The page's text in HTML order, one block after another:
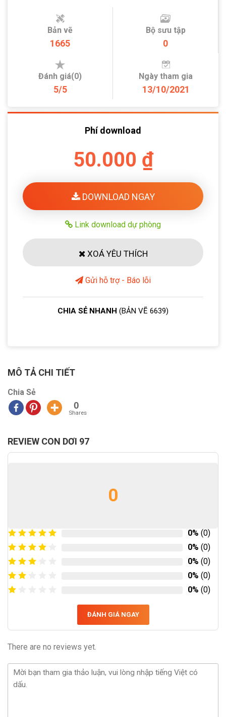
Bản vẽ
1665
Bộ sưu tập
0
Đánh giá(0)
5/5
Ngày tham gia
13/10/2021
Phí download
50.000 ₫
DOWNLOAD NGAY
Link download dự phòng
XOÁ YÊU THÍCH
Gửi hỗ trợ - Báo lỗi
CHIA SẺ NHANH (BẢN VẼ 6639)
MÔ TẢ CHI TIẾT
Chia Sẻ
0
Shares
REVIEW CON DƠI 97
0
0% (0)
0% (0)
0% (0)
0% (0)
0% (0)
ĐÁNH GIÁ NGAY
There are no reviews yet.